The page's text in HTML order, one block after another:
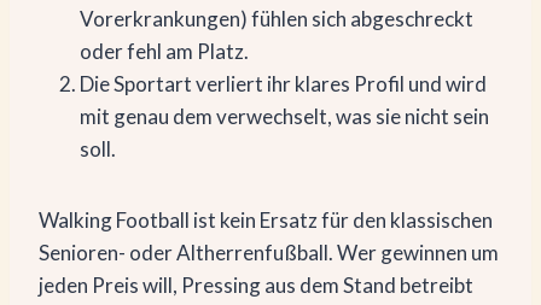
Vorerkrankungen) fühlen sich abgeschreckt
oder fehl am Platz.
Die Sportart verliert ihr klares Profil und wird
mit genau dem verwechselt, was sie nicht sein
soll.
Walking Football ist kein Ersatz für den klassischen
Senioren- oder Altherrenfußball. Wer gewinnen um
jeden Preis will, Pressing aus dem Stand betreibt